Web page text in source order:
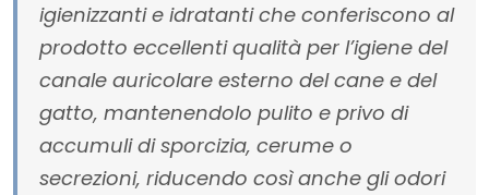
igienizzanti e idratanti che conferiscono al
prodotto eccellenti qualità per l’igiene del
canale auricolare esterno del cane e del
gatto, mantenendolo pulito e privo di
accumuli di sporcizia, cerume o
secrezioni, riducendo così anche gli odori